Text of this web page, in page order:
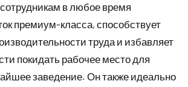
в любое время
премиум-класса, способствует
труда и избавляет
покидать рабочее место для
заведение. Он также идеально